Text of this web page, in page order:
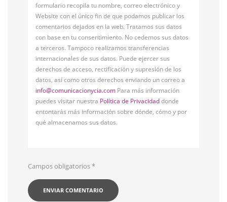
formulario recopila tu nombre, correo electrónico y
Website con el único fin de que podamos publicar los
comentarios dejados en la web. Tratamos sus datos
con base en tu consentimiento. No cedemos sus datos
a terceros. Tampoco realizamos transferencias
internacionales de sus datos. Puede ejercer sus
derechos de acceso, rectificación y supresión de los
datos, así como otros derechos enviando un correo a
info@comunicacionycia.com Para más información
puedes visitar nuestra Política de Privacidaddonde
entontarás más información sobre dónde, cómo y por
qué almacenamos sus datos.
Campos obligatorios*